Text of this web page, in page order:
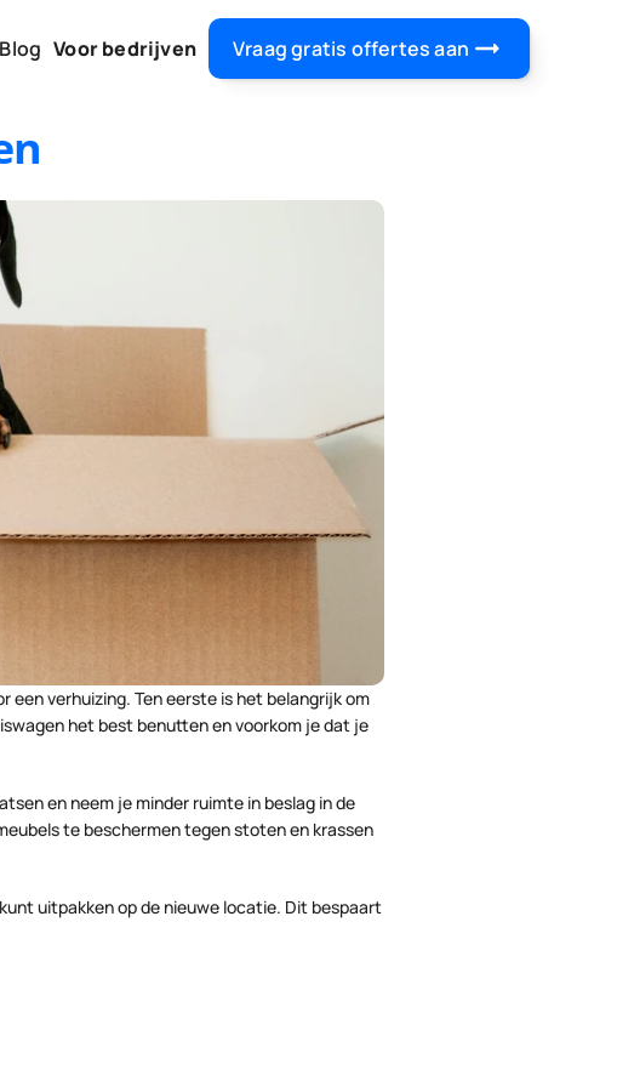
Blog Voor bedrijven Vraag gratis offertes aan
een verhuizing. Ten eerste is het belangrijk om
het best benutten en voorkom je dat je
en neem je minder ruimte in beslag in de
te beschermen tegen stoten en krassen
uitpakken op de nieuwe locatie. Dit bespaart